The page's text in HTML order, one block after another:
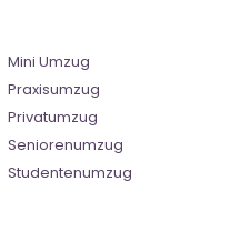
Mini Umzug
Praxisumzug
Privatumzug
Seniorenumzug
Studentenumzug